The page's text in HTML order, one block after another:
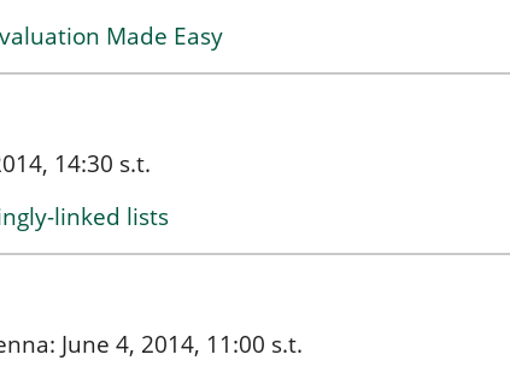
Made Easy
14:30 s.t.
linked lists
June 4, 2014, 11:00 s.t.